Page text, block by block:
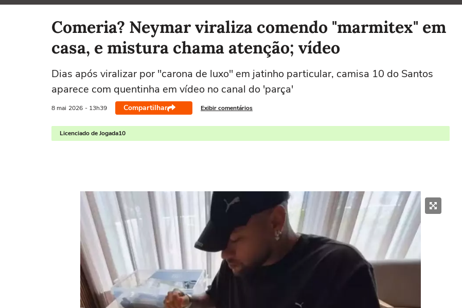
Comeria? Neymar viraliza comendo "marmitex" em
casa, e mistura chama atenção; vídeo
Dias após viralizar por "carona de luxo" em jatinho particular, camisa 10 do Santos
aparece com quentinha em vídeo no canal do 'parça'
8 mai 2026 - 13h39 Compartilhar Exibir comentários
Licenciado de Jogada10